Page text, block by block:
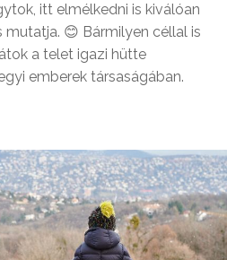
itt elmélkedni is kiválóan
mutatja. 😊 Bármilyen céllal is
a telet igazi hütte
emberek társaságában.